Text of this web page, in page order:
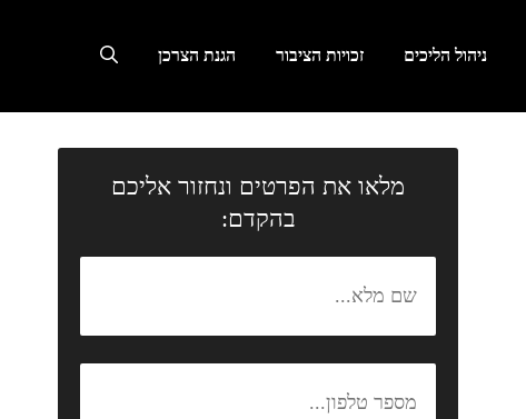
ניהול הליכים זכויות הציבור הגנת הצרכן
מלאו את הפרטים ונחזור אליכם
בהקדם: